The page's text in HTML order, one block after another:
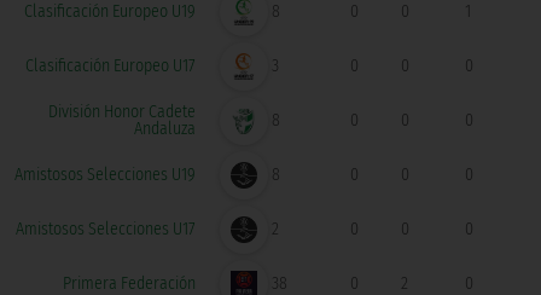
Clasificación Europeo U19 8 0 0 1
Clasificación Europeo U17 3 0 0 0
División Honor Cadete
Andaluza
8 0 0 0
Amistosos Selecciones U19 8 0 0 0
Amistosos Selecciones U17 2 0 0 0
Primera Federación 38 0 2 0